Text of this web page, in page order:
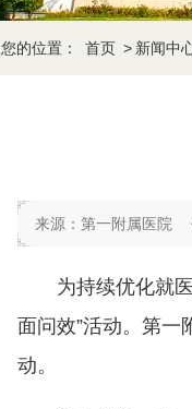
您的位置： 首页 > 新闻中
来源： 第一附属医院
为持续优化就
面问效”活动。第
动。